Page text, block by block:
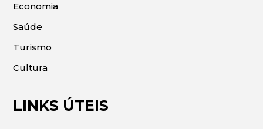
Economia
Saúde
Turismo
Cultura
LINKS ÚTEIS